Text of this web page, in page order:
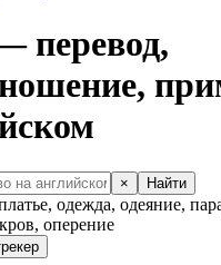
перевод,
× Найти
одежда, одеяние,
оперение